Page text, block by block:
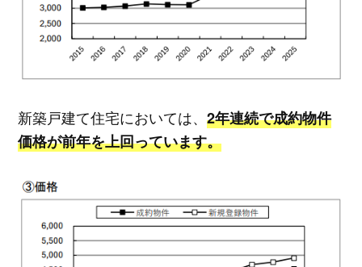
新築戸建て住宅においては、 2年連続で成約物件
価格が前年を上回っています。